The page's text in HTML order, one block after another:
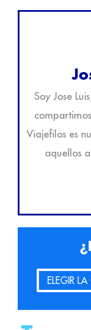
Soy Jose
Viajefilos es
aquellos